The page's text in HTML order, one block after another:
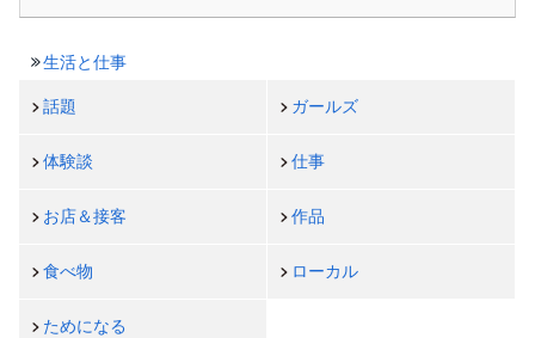
生活と仕事
話題 ガールズ
体験談 仕事
お店＆接客 作品
食べ物 ローカル
ためになる